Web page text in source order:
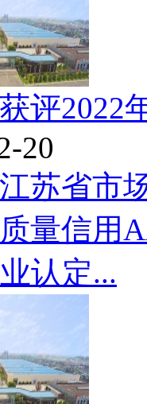
评2022
20
苏省市
量信用
认定...